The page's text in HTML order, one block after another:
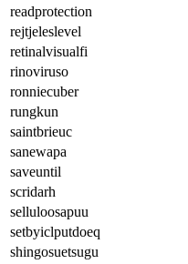
readprotection
rejtjeleslevel
retinalvisualfi
rinoviruso
ronniecuber
rungkun
saintbrieuc
sanewapa
saveuntil
scridarh
selluloosapuu
setbyiclputdoeq
shingosuetsugu